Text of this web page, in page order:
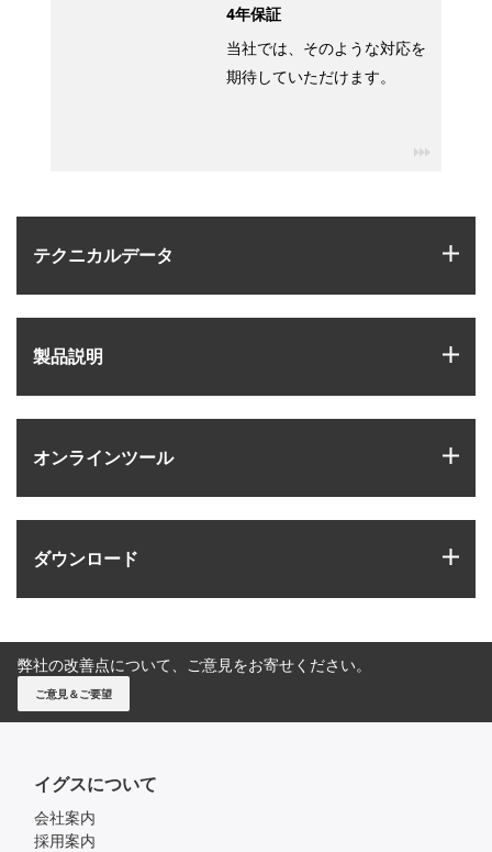
テクニカルデータ
製品説明
オンラインツール
ダウンロード
4年保証
当社では、そのような対応を
期待していただけます。
弊社の改善点について、ご意見をお寄せください。
ご意見＆ご要望
イグスについて
会社案内
採用案内